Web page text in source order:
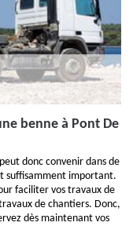
benne à Pont De
donc convenir dans de
suffisamment important.
faciliter vos travaux de
de chantiers. Donc,
dès maintenant vos